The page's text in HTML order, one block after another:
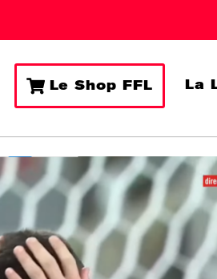
Le Shop FFL La